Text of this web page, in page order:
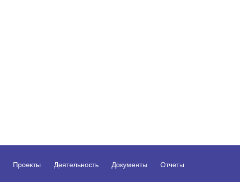
Проекты Деятельность Документы Отчеты